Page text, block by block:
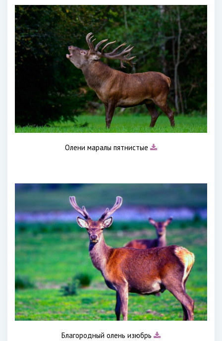
Олени маралы пятнистые
Благородный олень изюбрь